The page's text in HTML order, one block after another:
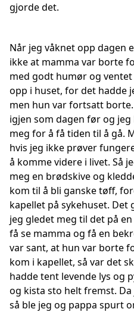
gjorde det.
Når jeg våknet opp dagen
ikke at mamma var borte
med godt humør og
opp i huset, for det hadde
men hun var fortsatt
igjen som dagen før og
meg for å få tiden til å gå.
hvis jeg ikke prøver
å komme videre i livet. Så
meg en brødskive og
kom til å bli ganske tøff,
kapellet på sykehuset.
jeg gledet meg til det på
få se mamma og få en
var sant, at hun var borte
kom i kapellet, så var det
hadde tent levende lys og
og kista sto helt fremst.
så ble jeg og pappa spurt